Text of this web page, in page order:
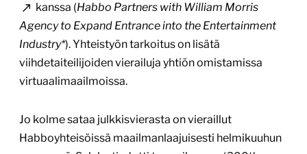
kanssa (Habbo Partners with William Morris
Agency to Expand Entrance into the Entertainment
Industry*). Yhteistyön tarkoitus on lisätä
viihdetaiteilijoiden vierailuja yhtiön omistamissa
virtuaalimaailmoissa.
Jo kolme sataa julkkisvierasta on vieraillut
Habboyhteisöissä maailmanlaajuisesti helmikuuhun